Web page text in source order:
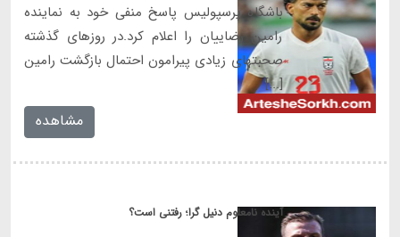
باشگاه پرسپولیس پاسخ منفی خود به نماینده
رامین رضاییان را اعلام کرد.در روزهای گذشته
صحبتهای زیادی پیرامون احتمال بازگشت رامین
[...]
مشاهده
آینده نامعلوم دنیل گرا؛ رفتنی است؟